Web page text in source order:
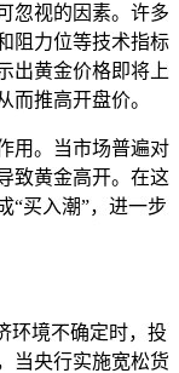
忽视的因素。许多
阻力位等技术指标
出黄金价格即将上
而推高开盘价。
用。当市场普遍对
致黄金高开。在这
“买入潮”，进一步
环境不确定时，投
当央行实施宽松货